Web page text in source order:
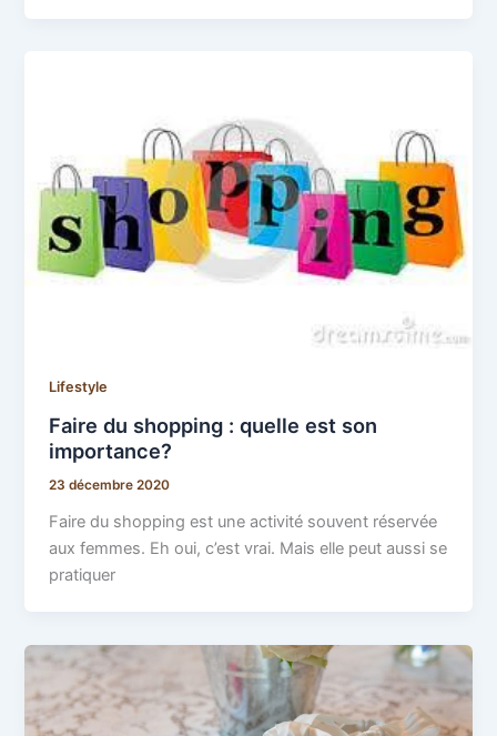
Lifestyle
Faire du shopping : quelle est son
importance?
23 décembre 2020
Faire du shopping est une activité souvent réservée
aux femmes. Eh oui, c’est vrai. Mais elle peut aussi se
pratiquer